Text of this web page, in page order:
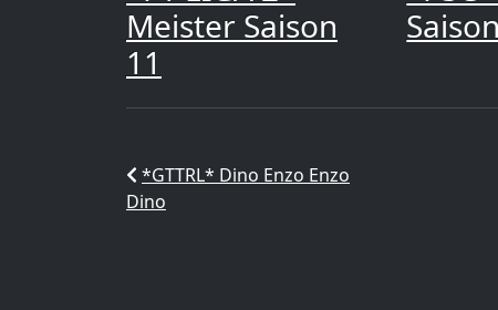
Meister Saison
11
*GTTRL* Dino Enzo Enzo
Dino